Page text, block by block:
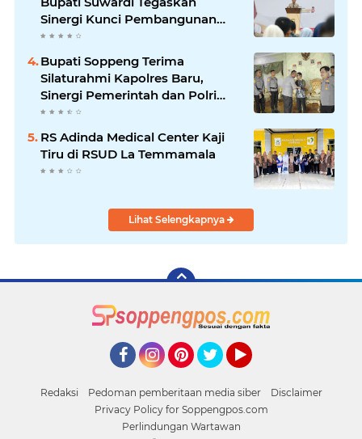
Sinergi Kunci Pembangunan
Soppeng
Bupati Soppeng Terima
Silaturahmi Kapolres Baru,
Sinergi Pemerintah dan Polri
Diperkuat
RS Adinda Medical Center Kaji
Tiru di RSUD La Temmamala
Lihat Selengkapnya
Redaksi Pedoman pemberitaan media siber
Disclaimer
Privacy Policy for Soppengpos.com
Perlindungan Wartawan